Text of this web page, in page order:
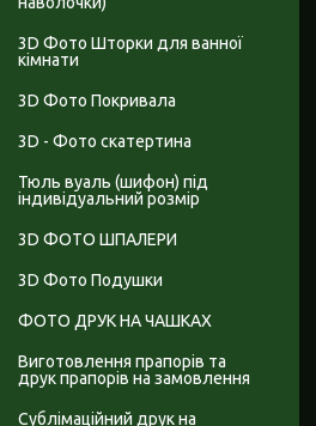
3D Фото Шторки для ванної
кімнати
3D Фото Покривала
3D - Фото скатертина
Тюль вуаль (шифон) під
індивідуальний розмір
3D ФОТО ШПАЛЕРИ
3D Фото Подушки
ФОТО ДРУК НА ЧАШКАХ
Виготовлення прапорів та
друк прапорів на замовлення
Сублімаційний друк на